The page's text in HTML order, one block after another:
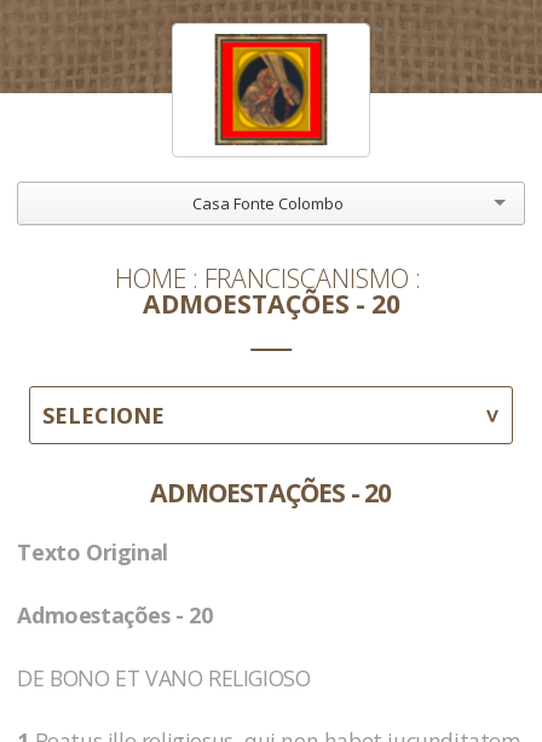
Casa Fonte Colombo
HOME FRANCISCANISMO
ADMOESTAÇÕES - 20
SELECIONE
ADMOESTAÇÕES - 20
Texto Original
Admoestações - 20
DE BONO ET VANO RELIGIOSO